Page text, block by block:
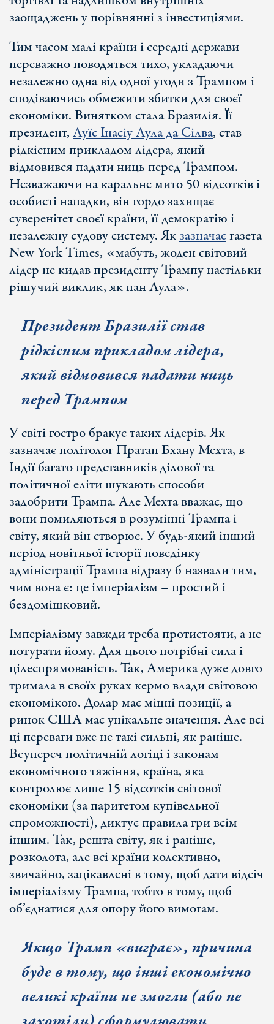
заощаджень у порівнянні з інвестиціями.
Тим часом малі країни і середні держави
переважно поводяться тихо, укладаючи
незалежно одна від одної угоди з Трампом і
сподіваючись обмежити збитки для своєї
економіки. Винятком стала Бразилія. Її
президент,Луїс Інасіу Лула да Сілва, став
рідкісним прикладом лідера, який
відмовився падати ниць перед Трампом.
Незважаючи на каральне мито 50 відсотків і
особисті нападки, він гордо захищає
суверенітет своєї країни, її демократію і
незалежну судову систему. Якзазначаєгазета
New York Times, «мабуть, жоден світовий
лідер не кидав президенту Трампу настільки
рішучий виклик, як пан Лула».
Президент Бразилії став
рідкісним прикладом лідера,
який відмовився падати ниць
перед Трампом
У світі гостро бракує таких лідерів. Як
зазначає політолог Пратап Бхану Мехта, в
Індії багато представників ділової та
політичної еліти шукають способи
задобрити Трампа. Але Мехта вважає, що
вони помиляються в розумінні Трампа і
світу, який він створює. У будь-який інший
період новітньої історії поведінку
адміністрації Трампа відразу б назвали тим,
чим вона є: це імперіалізм – простий і
бездомішковий.
Імперіалізму завжди треба протистояти, а не
потурати йому. Для цього потрібні сила і
цілеспрямованість. Так, Америка дуже довго
тримала в своїх руках кермо влади світовою
економікою. Долар має міцні позиції, а
ринок США має унікальне значення. Але всі
ці переваги вже не такі сильні, як раніше.
Всупереч політичній логіці і законам
економічного тяжіння, країна, яка
контролює лише 15 відсотків світової
економіки (за паритетом купівельної
спроможності), диктує правила гри всім
іншим. Так, решта світу, як і раніше,
розколота, але всі країни колективно,
звичайно, зацікавлені в тому, щоб дати відсіч
імперіалізму Трампа, тобто в тому, щоб
об’єднатися для опору його вимогам.
Якщо Трамп «виграє», причина
буде в тому, що інші економічно
великі країни не змогли (або не